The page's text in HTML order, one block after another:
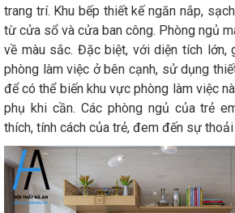
trang trí. Khu bếp thiết kế ngăn nắp,
từ cửa sổ và cửa ban công. Phòng ngủ
về màu sắc. Đặc biệt, với diện tích lớn,
phòng làm việc ở bên cạnh, sử dụng
để có thể biến khu vực phòng làm việc
phụ khi cần. Các phòng ngủ của trẻ
thích, tính cách của trẻ, đem đến sự